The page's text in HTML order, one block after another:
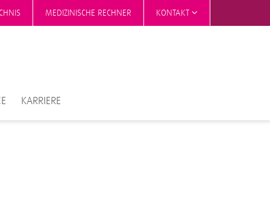
MEDIZINISCHE RECHNER KONTAKT
KARRIERE